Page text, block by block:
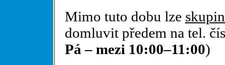
Mimo tuto dobu lze
domluvit předem na tel.
Pá – mezi 10:00–11:00)